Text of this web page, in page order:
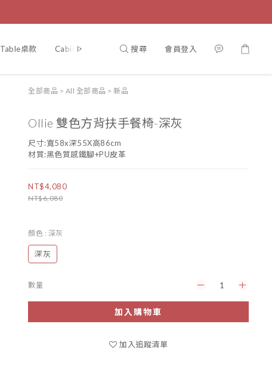
Table桌款 Cabinet櫃 Chair椅 Bed 床 案例分享 認識
搜尋 會員登入
全部商品 > All 全部商品 > 新品
Ollie 雙色方背扶手餐椅-深灰
尺寸:寬58x深55X高86cm
材質:黑色質感鐵腳+PU皮革
NT$4,080
NT$6,080
顏色 : 深灰
深灰
數量
加入購物車
加入追蹤清單